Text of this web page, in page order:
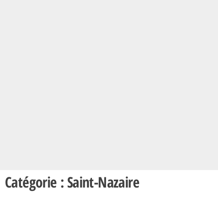
Catégorie : Saint-Nazaire